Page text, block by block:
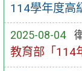
114學年度高
2025-08-04
教育部「114